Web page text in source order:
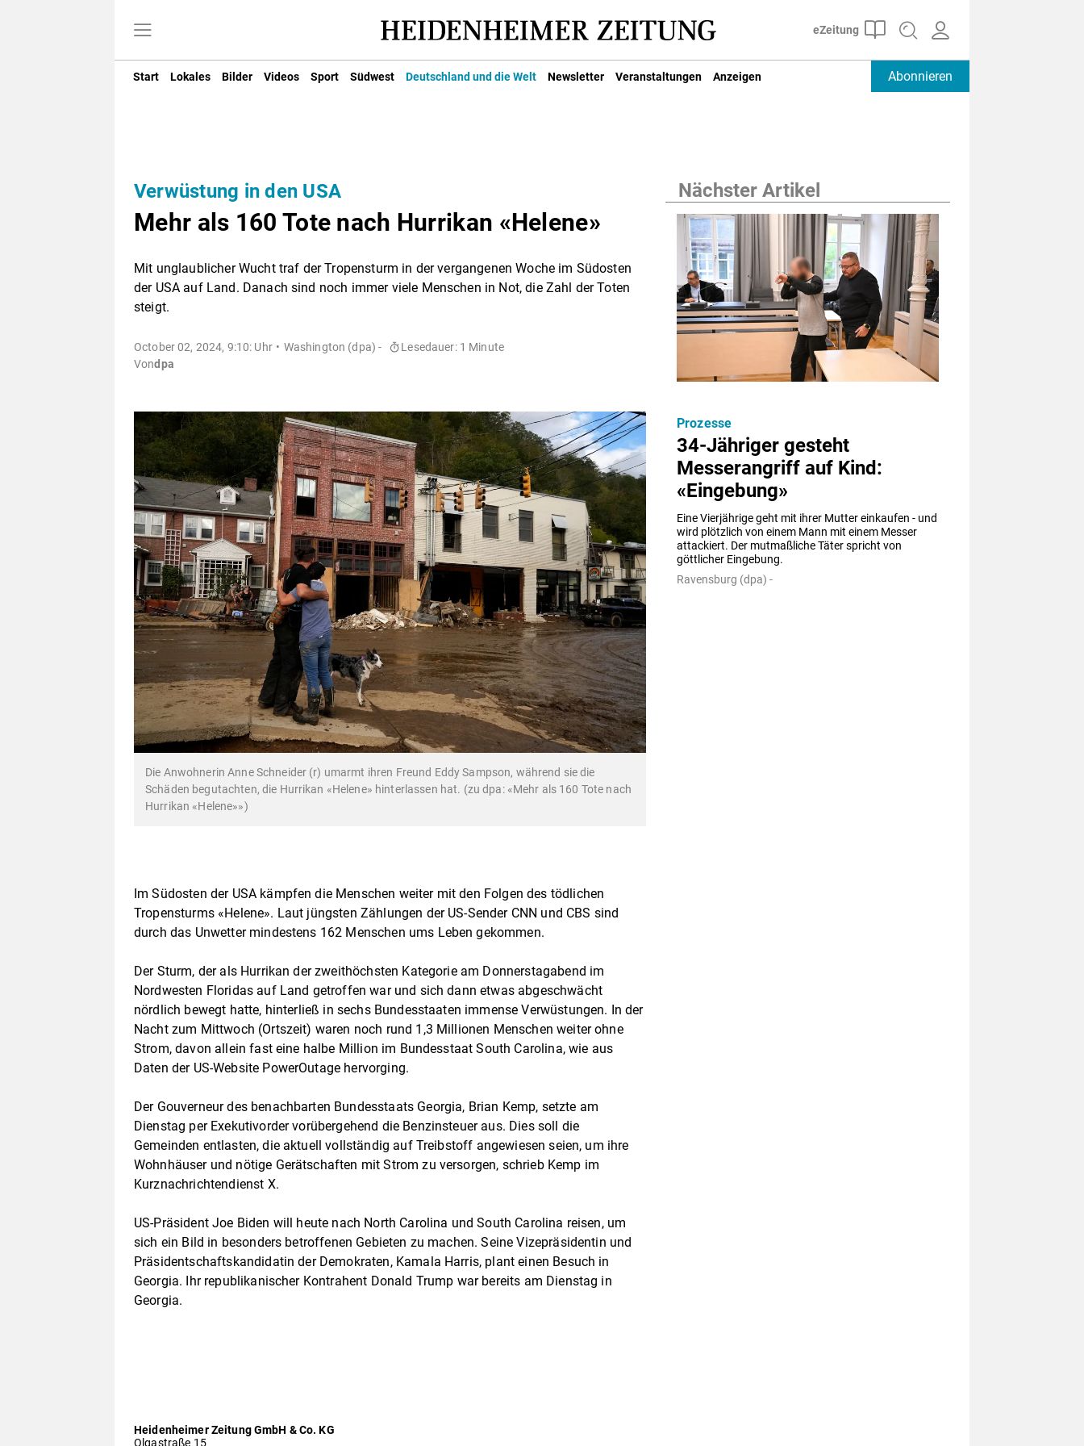
Start Lokales Bilder Videos Sport Südwest Deutschland und die Welt Newsletter Veranstaltungen Anzeigen Abonnieren
Verwüstung in den USA
Mehr als 160 Tote nach Hurrikan «Helene»
Mit unglaublicher Wucht traf der Tropensturm in der vergangenen Woche im Südosten
der USA auf Land. Danach sind noch immer viele Menschen in Not, die Zahl der Toten
steigt.
October 02, 2024, 9:10: Uhr Washington (dpa) -
Lesedauer: 1 Minute
Vondpa
Die Anwohnerin Anne Schneider (r) umarmt ihren Freund Eddy Sampson, während sie die
Schäden begutachten, die Hurrikan «Helene» hinterlassen hat. (zu dpa: «Mehr als 160 Tote nach
Hurrikan «Helene»»)
Im Südosten der USA kämpfen die Menschen weiter mit den Folgen des tödlichen
Tropensturms «Helene». Laut jüngsten Zählungen der US-Sender CNN und CBS sind
durch das Unwetter mindestens 162 Menschen ums Leben gekommen.
Der Sturm, der als Hurrikan der zweithöchsten Kategorie am Donnerstagabend im
Nordwesten Floridas auf Land getroffen war und sich dann etwas abgeschwächt
nördlich bewegt hatte, hinterließ in sechs Bundesstaaten immense Verwüstungen. In der
Nacht zum Mittwoch (Ortszeit) waren noch rund 1,3 Millionen Menschen weiter ohne
Strom, davon allein fast eine halbe Million im Bundesstaat South Carolina, wie aus
Daten der US-Website PowerOutage hervorging.
Der Gouverneur des benachbarten Bundesstaats Georgia, Brian Kemp, setzte am
Dienstag per Exekutivorder vorübergehend die Benzinsteuer aus. Dies soll die
Gemeinden entlasten, die aktuell vollständig auf Treibstoff angewiesen seien, um ihre
Wohnhäuser und nötige Gerätschaften mit Strom zu versorgen, schrieb Kemp im
Kurznachrichtendienst X.
US-Präsident Joe Biden will heute nach North Carolina und South Carolina reisen, um
sich ein Bild in besonders betroffenen Gebieten zu machen. Seine Vizepräsidentin und
Präsidentschaftskandidatin der Demokraten, Kamala Harris, plant einen Besuch in
Georgia. Ihr republikanischer Kontrahent Donald Trump war bereits am Dienstag in
Georgia.
Nächster Artikel
34-Jähriger gesteht
Messerangriff auf Kind:
«Eingebung»
Eine Vierjährige geht mit ihrer Mutter einkaufen - und
wird plötzlich von einem Mann mit einem Messer
attackiert. Der mutmaßliche Täter spricht von
göttlicher Eingebung.
Prozesse
Ravensburg (dpa) -
Heidenheimer Zeitung GmbH & Co. KG
Olgastraße 15